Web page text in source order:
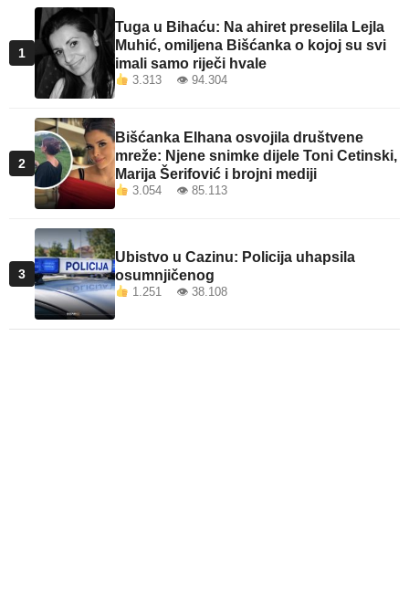
1
Tuga u Bihaću: Na ahiret preselila Lejla
Muhić, omiljena Bišćanka o kojoj su svi
imali samo riječi hvale
3.313 👁 94.304
2
Bišćanka Elhana osvojila društvene
mreže: Njene snimke dijele Toni Cetinski,
Marija Šerifović i brojni mediji
3.054 👁 85.113
3
Ubistvo u Cazinu: Policija uhapsila
osumnjičenog
1.251 👁 38.108